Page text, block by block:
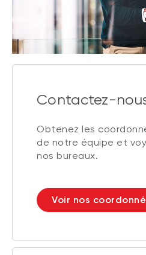
Contactez-
Obtenez les
de notre équipe et
nos bureaux.
Voir nos